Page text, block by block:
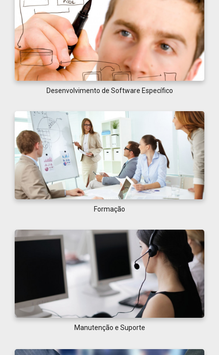
Desenvolvimento de Software Específico
Formação
Manutenção e Suporte